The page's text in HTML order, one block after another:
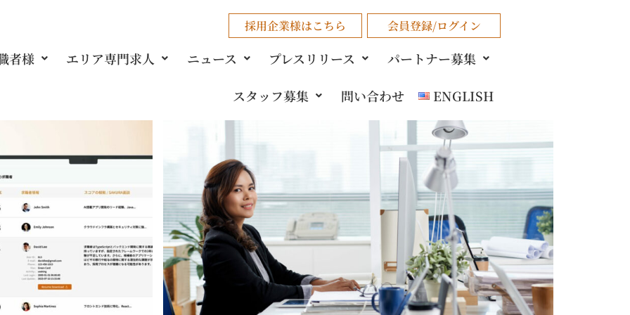
者様
採用企業様はこちら 会員登録/ログイン
エリア専門求人 ニュース プレスリリース パートナー募集
スタッフ募集 問い合わせ ENGLISH